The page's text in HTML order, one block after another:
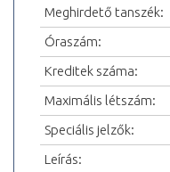
Meghirdető tanszék:
Óraszám:
Kreditek száma:
Maximális létszám:
Speciális jelzők:
Leírás: